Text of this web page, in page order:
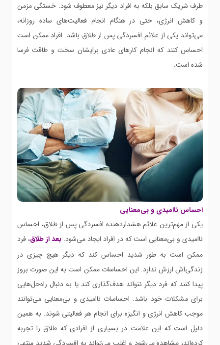
طرف شریک سابق بلکه به افراد دیگر نیز معطوف شود. خستگی مزمن
و کاهش انرژی، حتی در هنگام انجام فعالیت‌های ساده روزانه،
می‌تواند یکی از علائم افسردگی پس از طلاق باشد. افراد ممکن است
احساس کنند که انجام کارهای عادی برایشان سخت و طاقت فرسا
شده است.
احساس ناامیدی و بی‌معنایی
یکی از مهم‌ترین علائم هشداردهنده افسردگی پس از طلاق، احساس
ناامیدی و بی‌معنایی است که در افراد ایجاد می‌شود. بعد از طلاق، فرد
ممکن است به طور شدید احساس کند که دیگر هیچ چیزی در
زندگی‌اش ارزش ندارد. این احساسات ممکن است به این صورت بروز
پیدا کنند که فرد دیگر نتواند هدف‌گذاری کند یا به دنبال راه‌حل‌هایی
برای مشکلات خود باشد. احساسات ناامیدی و بی‌معنایی می‌توانند
موجب کاهش انرژی و انگیزه برای انجام هر فعالیتی شوند. به همین
دلیل است که این علامت در بسیاری از افرادی که طلاق را تجربه